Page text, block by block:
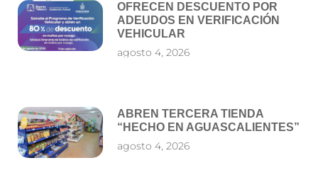
OFRECEN DESCUENTO POR
ADEUDOS EN VERIFICACIÓN
VEHICULAR
agosto 4, 2026
ABREN TERCERA TIENDA
“HECHO EN AGUASCALIENTES”
agosto 4, 2026